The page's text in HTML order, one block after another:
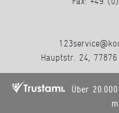
Hauptstr. 24,
Über